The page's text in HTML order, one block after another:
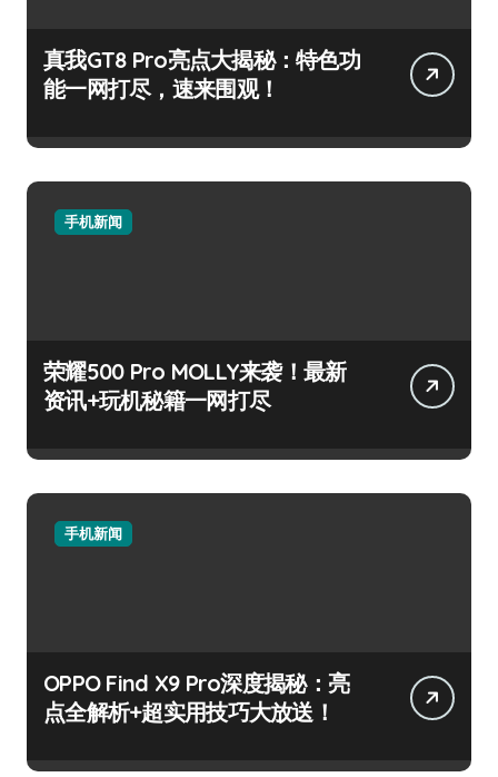
真我GT8 Pro亮点大揭秘：特色功
能一网打尽，速来围观！
手机新闻
荣耀500 Pro MOLLY来袭！最新
资讯+玩机秘籍一网打尽
手机新闻
OPPO Find X9 Pro深度揭秘：亮
点全解析+超实用技巧大放送！